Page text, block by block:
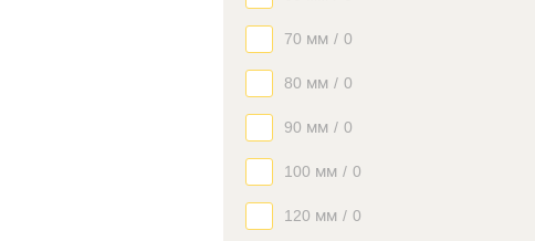
70 мм / 0
80 мм / 0
90 мм / 0
100 мм / 0
120 мм / 0